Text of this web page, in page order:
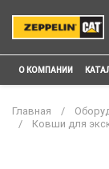
О КОМПАНИИ
Главная
Ковши для